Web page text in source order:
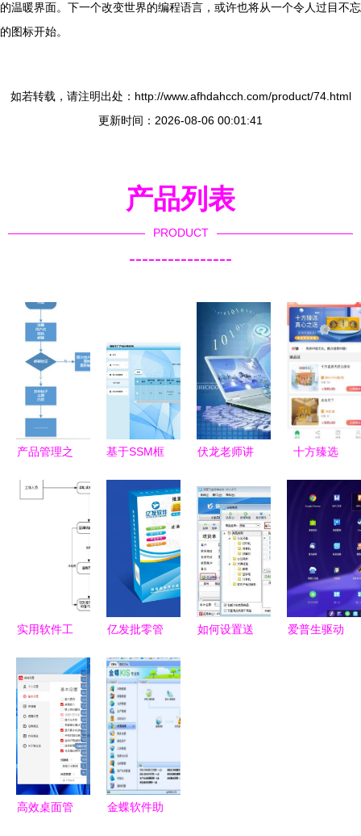
的温暖界面。下一个改变世界的编程语言，或许也将从一个令人过目不忘
的图标开始。
如若转载，请注明出处：http://www.afhdahcch.com/product/74.html
更新时间：2026-08-06 00:01:41
产品列表
PRODUCT
----------------
产品管理之
龙果到大使
基于SSM框
厂产品分拣
系统设计与
实现
伏龙老师讲
工程专业深
度解读
十方臻选
下载指南
安全获取软
件的正确方
式
实用软件工
从原理到实
践的整理指
亿发批零管
慧进销存解
决方案
如何设置送
爱普生驱动
高效桌面管
金蝶软件助